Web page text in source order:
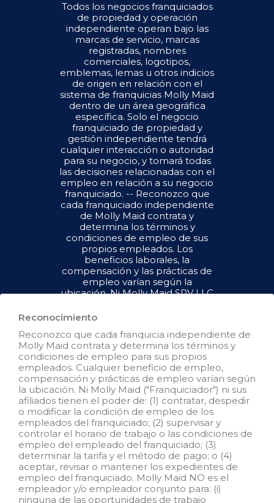
Todos los negocios franquiciados
de propiedad y operación
independiente operan bajo las
marcas de servicio, marcas
registradas, nombres
comerciales, logotipos,
emblemas, lemas u otros indicios
de origen en relación con el
sistema de franquicias Molly Maid
dentro de un área geográfica
específica. Solo el negocio
franquiciado de propiedad y
gestión independiente tendrá
cualquier interacción o autoridad
para su negocio, y tomará todas
las decisiones relacionadas con el
empleo en relación a su negocio
franquiciado. -- Reconozco que
cada franquiciado independiente
de Molly Maid contrata y
determina los términos y
condiciones de empleo de sus
propios empleados. Los
beneficios laborales, la
compensación y las prácticas de
empleo varían según la
ubicación. Ni Molly Maid SPV LLC
tienen el poder de : (1) contratar,
de empleo de los empleados del
franquiciado; (2) supervisar y
controlar el horario de trabajo de
los empleados del franquiciado o
las condiciones de empleo; (3)
determinar la tasa y el método de
pago; o (4) aceptar, revisar o
mantener los registros de
empleo del franquiciado. Molly
Maid SPV LLC NO es el
empleador y/o empleador
conjunto para: (i) ninguna de las
oportunidades de empleo que
aparecen en este sitio web; (ii)
ninguno de los franquiciados
Reconocimiento
Reconozco que cada franquicia independiente de
Molly Maid contrata y determina los términos y
condiciones de empleo para sus propios
empleados. Cualquier beneficio de empleo,
compensación y prácticas de empleo varían según
la ubicación. Ni Molly Maid ("Franquiciador") ni sus
afiliados tienen el poder de: (1) contratar, despedir
o modificar la condición de empleo de los
empleados del franquiciado; (2) supervisar y
controlar el horario de trabajo o las condiciones de
empleo del empleado del franquiciado; (3)
determinar la tarifa y el método de pago; o (4)
aceptar, revisar o mantener los expedientes de
empleo del franquiciado. Molly Maid NO es el
empleador y/o empleador conjunto para: (i)
ninguna de las oportunidades de trabajo